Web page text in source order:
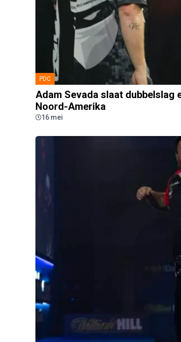
PDC
Adam Sevada slaat dubbelslag
Noord-Amerika
16 mei